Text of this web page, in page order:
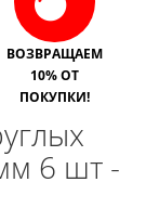
ВОЗВРАЩАЕМ
10% ОТ
ПОКУПКИ!
6 шт -